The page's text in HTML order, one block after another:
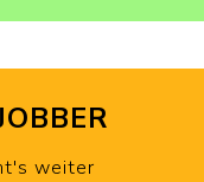
weiter